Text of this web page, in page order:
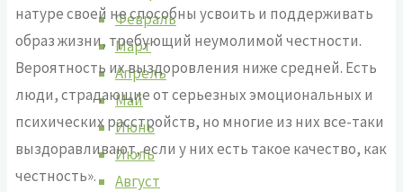
Февраль
Март
Апрель
Май
Июнь
Июль
Август
натуре своей не способны усвоить и поддерживать
образ жизни, требующий неумолимой честности.
Вероятность их выздоровления ниже средней. Есть
люди, страдающие от серьезных эмоциональных и
психических расстройств, но многие из них все-таки
выздоравливают, если у них есть такое качество, как
честность».